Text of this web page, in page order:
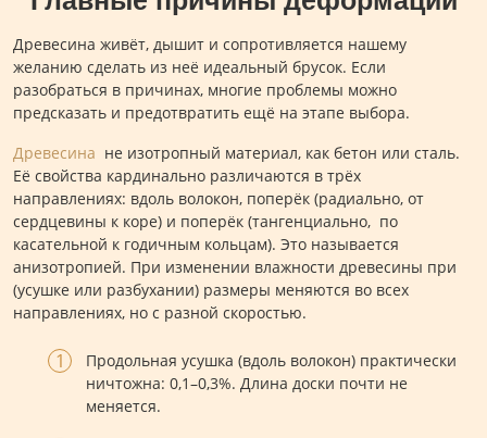
Древесина живёт, дышит и сопротивляется нашему
желанию сделать из неё идеальный брусок. Если
разобраться в причинах, многие проблемы можно
предсказать и предотвратить ещё на этапе выбора.
Древесина не изотропный материал, как бетон или сталь.
Её свойства кардинально различаются в трёх
направлениях: вдоль волокон, поперёк (радиально, от
сердцевины к коре) и поперёк (тангенциально, по
касательной к годичным кольцам). Это называется
анизотропией. При изменении влажности древесины при
(усушке или разбухании) размеры меняются во всех
направлениях, но с разной скоростью.
Продольная усушка (вдоль волокон) практически
ничтожна: 0,1–0,3%. Длина доски почти не
меняется.